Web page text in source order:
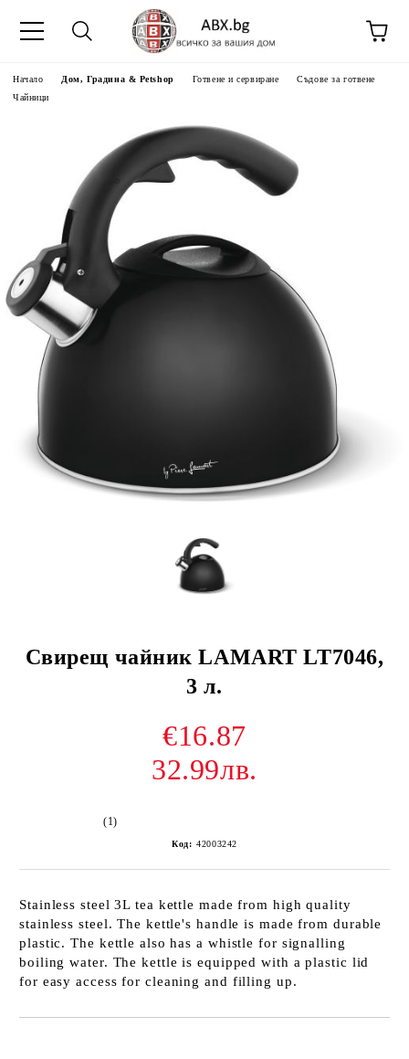
Начало Дом, Градина & Petshop Готвене и сервиране
Съдове за готвене
Чайници
Свирещ чайник LAMART LT7046,
3 л.
€16.87
32.99лв.
(1)
Код: 42003242
Stainless steel 3L tea kettle made from high quality
stainless steel. The kettle's handle is made from durable
plastic. The kettle also has a whistle for signalling
boiling water. The kettle is equipped with a plastic lid
for easy access for cleaning and filling up.